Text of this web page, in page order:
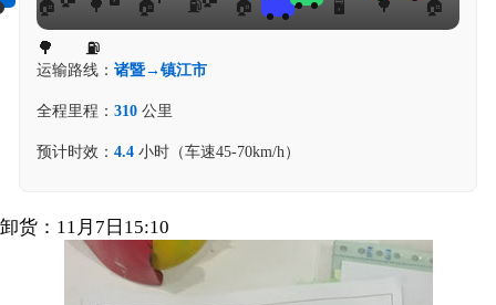
运输路线： 诸暨→镇江市
全程里程： 310公里
预计时效： 4.4小时（车速45-70km/h）
卸货：11月7日15:10